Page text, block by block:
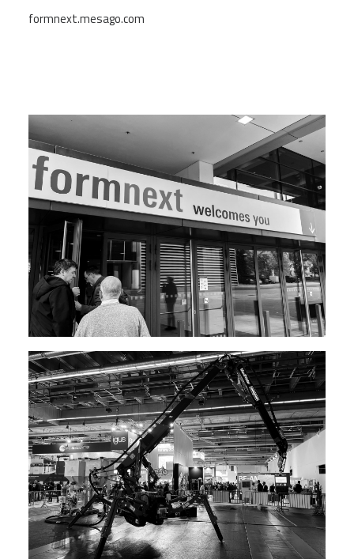
formnext.mesago.com